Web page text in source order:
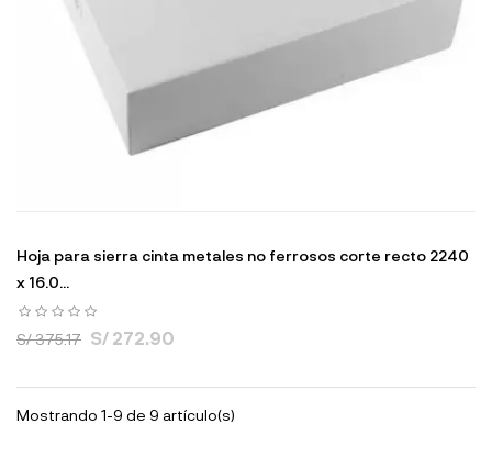
Hoja para sierra cinta metales no ferrosos corte recto 2240
x 16.0...
S/ 375.17 S/ 272.90
Mostrando 1-9 de 9 artículo(s)